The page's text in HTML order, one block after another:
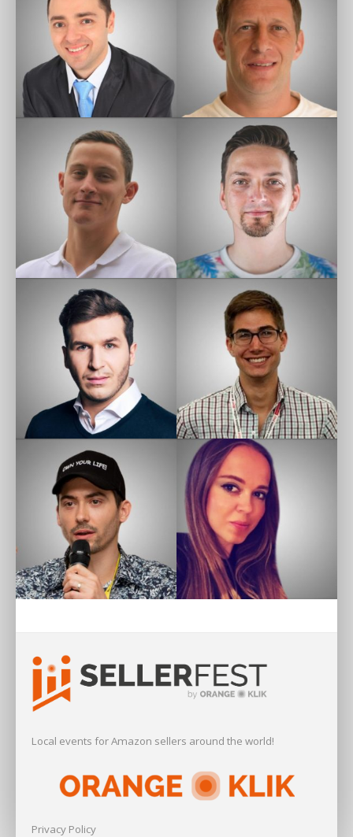
Local events for Amazon sellers around the world!
Privacy Policy